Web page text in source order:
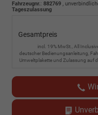
Fahrzeugnr.: 882769 ,
Tageszulassung
Gesamtpreis
incl. 19% MwSt., All
deutscher Bedienungsanleitung,
Umweltplakette und Zulassung auf